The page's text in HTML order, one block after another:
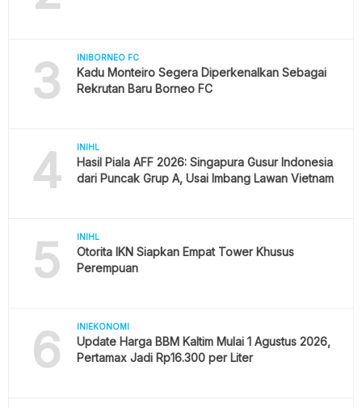
3 INIBORNEO FC
Kadu Monteiro Segera Diperkenalkan Sebagai
Rekrutan Baru Borneo FC
4 INIHL
Hasil Piala AFF 2026: Singapura Gusur Indonesia
dari Puncak Grup A, Usai Imbang Lawan Vietnam
5 INIHL
Otorita IKN Siapkan Empat Tower Khusus
Perempuan
6 INIEKONOMI
Update Harga BBM Kaltim Mulai 1 Agustus 2026,
Pertamax Jadi Rp16.300 per Liter